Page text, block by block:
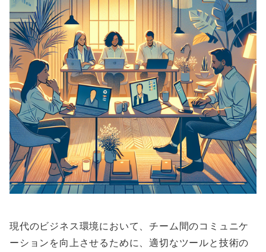
現代のビジネス環境において、チーム間のコミュニケ
ーションを向上させるために、適切なツールと技術の